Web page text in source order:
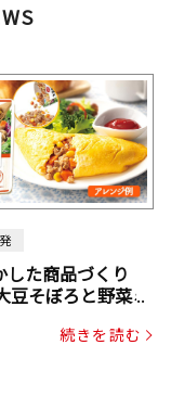
した商品づくり
豆そぼろと野菜ミ
ーン入り）続きを読む